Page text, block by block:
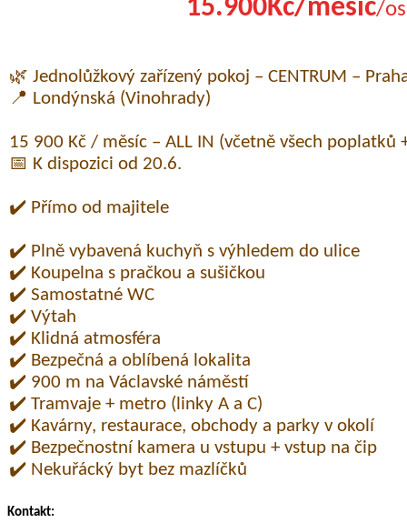
15.900Kč/měsíc/
🌿 Jednolůžkový zařízený pokoj – CENTRUM –
📍 Londýnská (Vinohrady)
15 900 Kč / měsíc – ALL IN (včetně všech poplatků
📅 K dispozici od 20.6.
✔️ Přímo od majitele
✔️ Plně vybavená kuchyň s výhledem do ulice
✔️ Koupelna s pračkou a sušičkou
✔️ Samostatné WC
✔️ Výtah
✔️ Klidná atmosféra
✔️ Bezpečná a oblíbená lokalita
✔️ 900 m na Václavské náměstí
✔️ Tramvaje + metro (linky A a C)
✔️ Kavárny, restaurace, obchody a parky v okolí
✔️ Bezpečnostní kamera u vstupu + vstup na čip
✔️ Nekuřácký byt bez mazlíčků
Kontakt: